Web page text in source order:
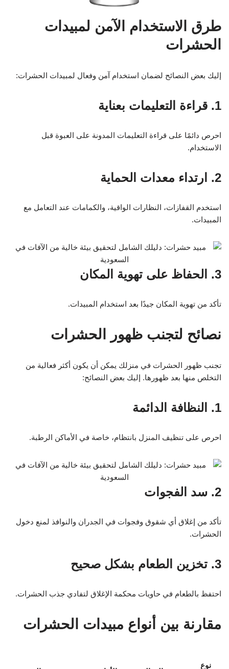
طرق الاستخدام الآمن لمبيدات
الحشرات
إليك بعض النصائح لضمان استخدام آمن وفعال لمبيدات الحشرات:
1. قراءة التعليمات بعناية
احرص دائمًا على قراءة التعليمات المدونة على العبوة قبل
الاستخدام.
2. ارتداء معدات الحماية
استخدم القفازات، النظارات الواقية، والكمامات عند التعامل مع
المبيدات.
3. الحفاظ على تهوية المكان
تأكد من تهوية المكان جيدًا بعد استخدام المبيدات.
نصائح لتجنب ظهور الحشرات
تجنب ظهور الحشرات في منزلك يمكن أن يكون أكثر فعالية من
التخلص منها بعد ظهورها. إليك بعض النصائح:
1. النظافة الدائمة
احرص على تنظيف المنزل بانتظام، خاصة في الأماكن الرطبة.
2. سد الفجوات
تأكد من إغلاق أي شقوق وفجوات في الجدران والنوافذ لمنع دخول
الحشرات.
3. تخزين الطعام بشكل صحيح
احتفظ بالطعام في حاويات محكمة الإغلاق لتفادي جذب الحشرات.
مقارنة بين أنواع مبيدات الحشرات
نوع